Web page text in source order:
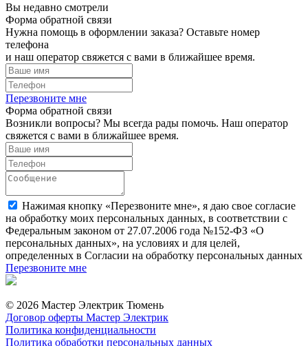
Вы недавно смотрели
Форма обратной связи
Нужна помощь в оформлении заказа? Оставьте номер
телефона
и наш оператор свяжется с вами в ближайшее время.
Перезвоните мне
Форма обратной связи
Возникли вопросы? Мы всегда рады помочь. Наш оператор
свяжется с вами в ближайшее время.
Нажимая кнопку «Перезвоните мне», я даю свое согласие
на обработку моих персональных данных, в соответствии с
Федеральным законом от 27.07.2006 года №152-ФЗ «О
персональных данных», на условиях и для целей,
определенных в Согласии на обработку персональных данных
Перезвоните мне
© 2026 Мастер Электрик Тюмень
Договор оферты Мастер Электрик
Политика конфиденциальности
Политика обработки персональных данных